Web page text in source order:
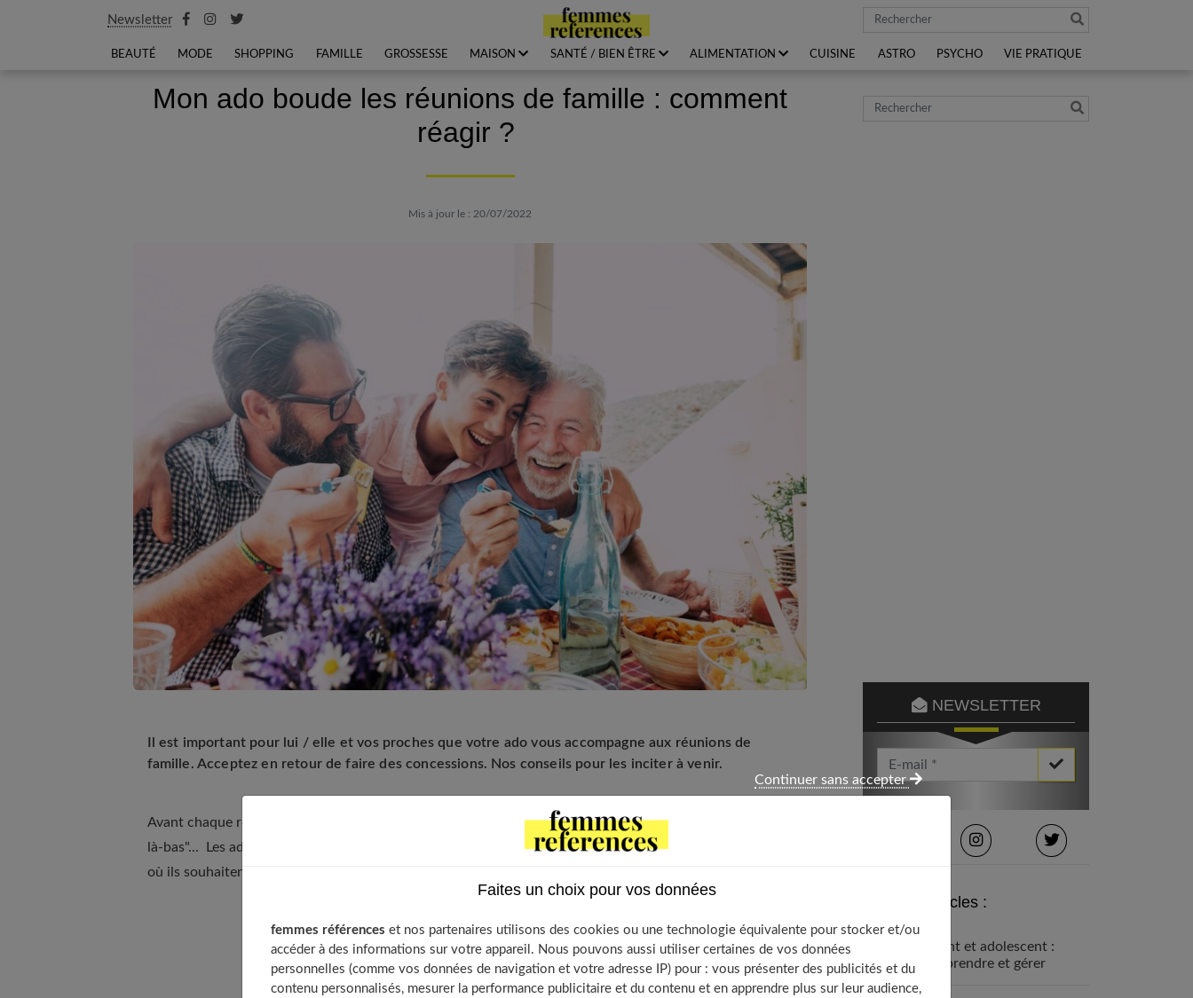
Newsletter Rechercher
BEAUTÉ MODE SHOPPING FAMILLE GROSSESSE MAISON SANTÉ / BIEN ÊTRE ALIMENTATION CUISINE ASTRO PSYCHO VIE PRATIQUE
Mon ado boude les réunions de famille : comment
réagir ?
Mis à jour le : 20/07/2022
Il est important pour lui / elle et vos proches que votre ado vous accompagne aux réunions de
famille. Acceptez en retour de faire des concessions. Nos conseils pour les inciter à venir.
Avant chaque réunion de famille, ce sont les mêmes réflexions "Je ne veux pas y aller", "Je n'ai rien à faire
là-bas"... Les adolescents ne se sentent pas à leur place dans les rituels familiaux, puisqu'ils sont à l'âge
où ils souhaitent s'émanciper de tout ce qui les a structurés…
Table of Contents
Une épreuve nécessaire pour l’ado
Comment soutenir son ado et l’inciter à vous accompagner ?
Rechercher
NEWSLETTER
Votre Email *
Derniers articles :
Enfant et adolescent :
comprendre et gérer
Faites un choix pour vos données
femmes références et nos partenaires utilisons des cookies ou une technologie équivalente pour stocker et/ou
accéder à des informations sur votre appareil. Nous pouvons aussi utiliser certaines de vos données
personnelles (comme vos données de navigation et votre adresse IP) pour : vous présenter des publicités et du
contenu personnalisés, mesurer la performance publicitaire et du contenu et en apprendre plus sur leur audience,
Continuer sans accepter